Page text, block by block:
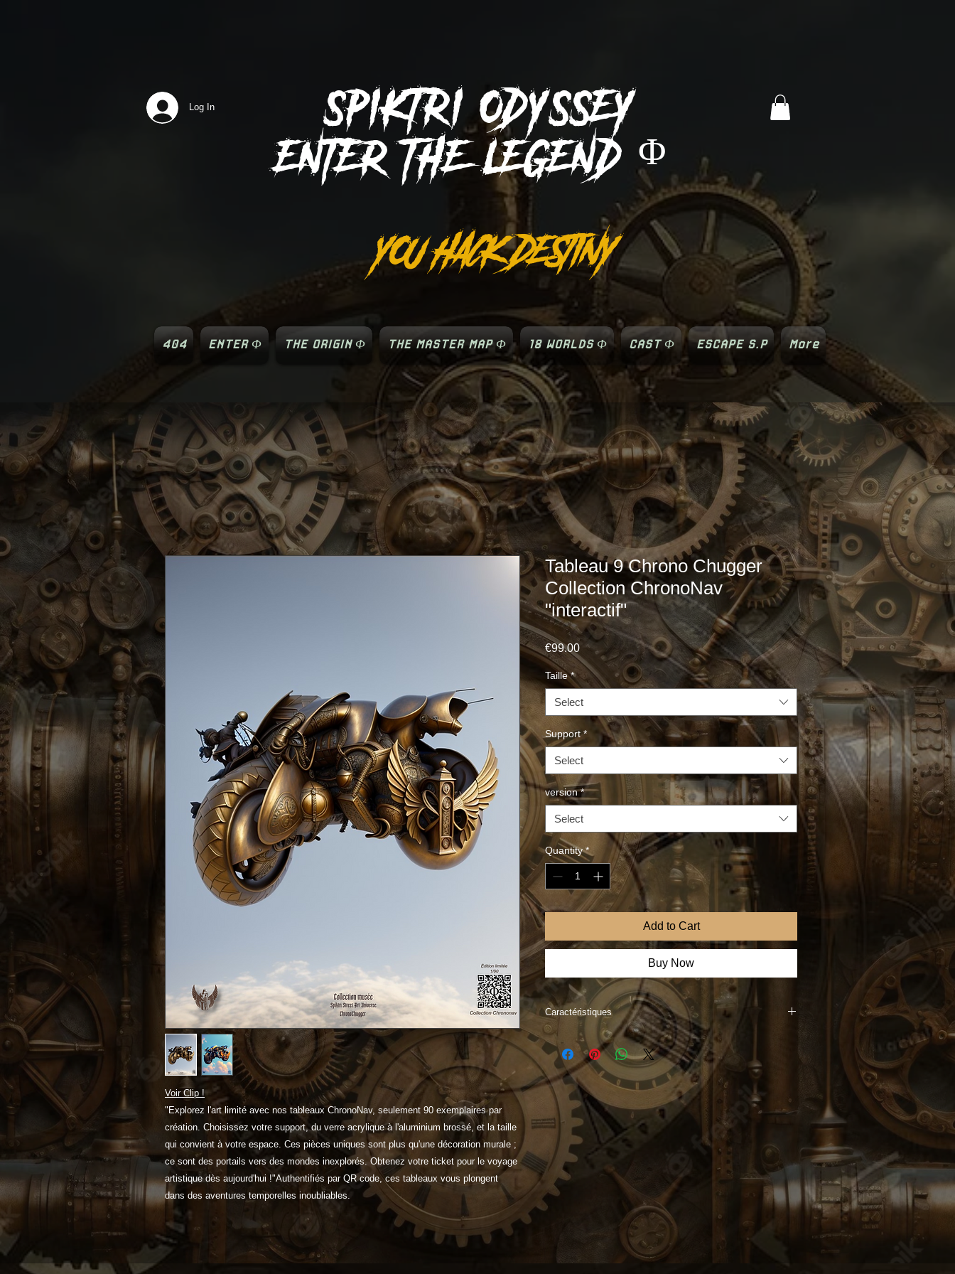
SPIKTRIODYSSEY
ENTER THE LEGEND Φ
Log In
YOU HACK DESTINY
404 ENTER Φ THE ORIGIN Φ THE MASTER MAP Φ 18 WORLDS Φ CAST Φ ESCAPE S.P More
Voir Clip !
"Explorez l'art limité avec nos tableaux ChronoNav, seulement 90 exemplaires par
création. Choisissez votre support, du verre acrylique à l'aluminium brossé, et la taille
qui convient à votre espace. Ces pièces uniques sont plus qu'une décoration murale ;
ce sont des portails vers des mondes inexplorés. Obtenez votre ticket pour le voyage
artistique dès aujourd'hui !"Authentifiés par QR code, ces tableaux vous plongent
dans des aventures temporelles inoubliables.
Tableau 9 Chrono Chugger
Collection ChronoNav
"interactif"
€99.00Price
Taille *
Select
Support *
Select
version *
Select
Quantity *
Add to Cart
Buy Now
Caractéristiques
"Embarquez dans l'aventure et devenez collectionneur
en vous appropriant un morceau du musée Spiktri !
Chaque tableau ChronoNav est une invitation à
explorer les confins du multivers spiktronien. Les détails
captivants et les couleurs vibrantes vous immergent
dans des mondes inexplorés. Saisissez cette
opportunité unique de posséder un morceau d'histoire
interstellaire et laissez libre cours à votre imagination."